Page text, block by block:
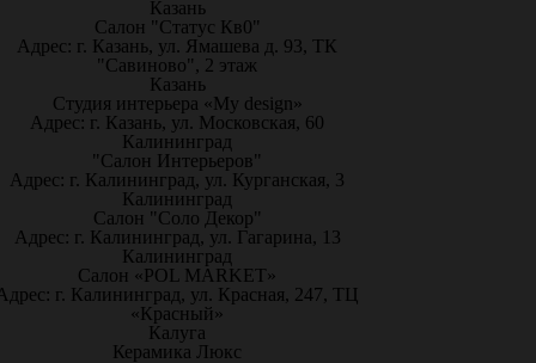
Казань
Салон "Статус Кв0"
Адрес: г. Казань, ул. Ямашева д. 93, ТК
"Савиново", 2 этаж
Казань
Студия интерьера «My design»
Адрес: г. Казань, ул. Московская, 60
Калининград
"Салон Интерьеров"
Адрес: г. Калининград, ул. Курганская, 3
Калининград
Салон "Соло Декор"
Адрес: г. Калининград, ул. Гагарина, 13
Калининград
Салон «POL MARKET»
г. Калининград, ул. Красная, 247, ТЦ
«Красный»
Калуга
Керамика Люкс